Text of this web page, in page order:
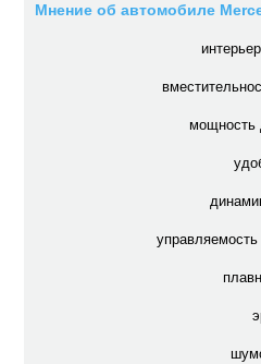
Мнение об автомобиле
мощность